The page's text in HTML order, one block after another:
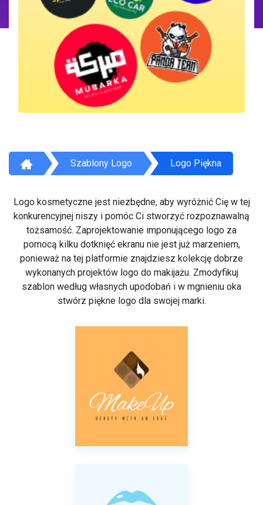
Szablony Logo Logo Piękna
Logo kosmetyczne jest niezbędne, aby wyróżnić Cię w tej
konkurencyjnej niszy i pomóc Ci stworzyć rozpoznawalną
tożsamość. Zaprojektowanie imponującego logo za
pomocą kilku dotknięć ekranu nie jest już marzeniem,
ponieważ na tej platformie znajdziesz kolekcję dobrze
wykonanych projektów logo do makijażu. Zmodyfikuj
szablon według własnych upodobań i w mgnieniu oka
stwórz piękne logo dla swojej marki.